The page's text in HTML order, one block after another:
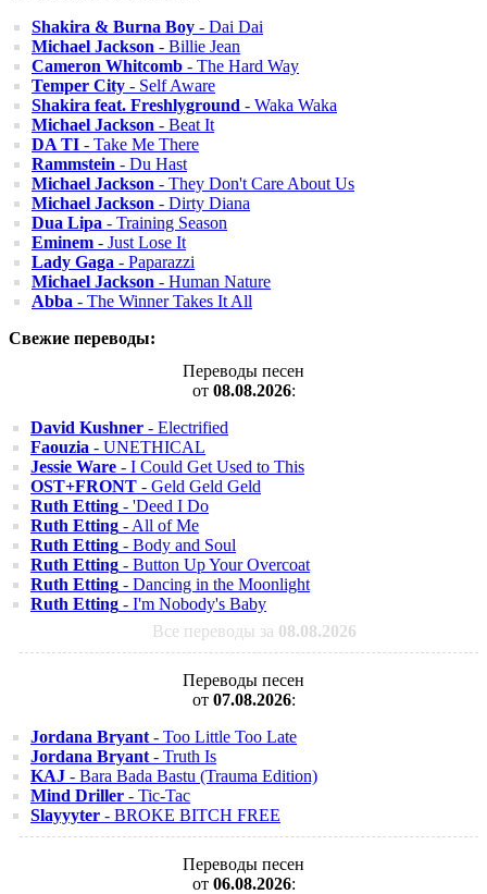
Shakira & Burna Boy - Dai Dai
Michael Jackson - Billie Jean
Cameron Whitcomb - The Hard Way
Temper City - Self Aware
Shakira feat. Freshlyground - Waka Waka
Michael Jackson - Beat It
DA TI - Take Me There
Rammstein - Du Hast
Michael Jackson - They Don't Care About Us
Michael Jackson - Dirty Diana
Dua Lipa - Training Season
Eminem - Just Lose It
Lady Gaga - Paparazzi
Michael Jackson - Human Nature
Abba - The Winner Takes It All
Свежие переводы:
Переводы песен
от 08.08.2026:
David Kushner - Electrified
Faouzia - UNETHICAL
Jessie Ware - I Could Get Used to This
OST+FRONT - Geld Geld Geld
Ruth Etting - 'Deed I Do
Ruth Etting - All of Me
Ruth Etting - Body and Soul
Ruth Etting - Button Up Your Overcoat
Ruth Etting - Dancing in the Moonlight
Ruth Etting - I'm Nobody's Baby
Все переводы за 08.08.2026
Переводы песен
от 07.08.2026:
Jordana Bryant - Too Little Too Late
Jordana Bryant - Truth Is
KAJ - Bara Bada Bastu (Trauma Edition)
Mind Driller - Tic-Tac
Slayyyter - BROKE BITCH FREE
Переводы песен
от 06.08.2026: